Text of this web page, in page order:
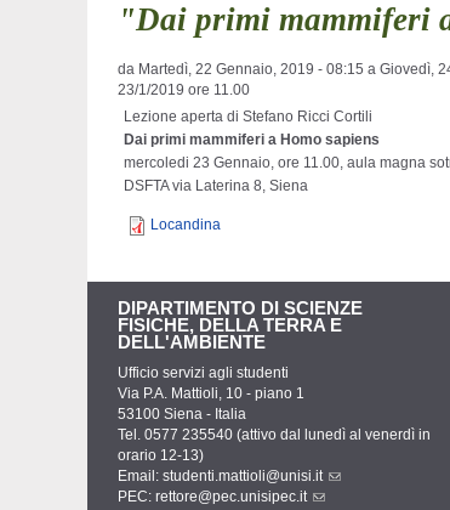
"Dai primi mammiferi
da Martedì, 22 Gennaio, 2019 - 08:15 a Giovedì,
23/1/2019 ore 11.00
Lezione aperta di Stefano Ricci Cortili
Dai primi mammiferi a Homo sapiens
mercoledi 23 Gennaio, ore 11.00, aula magna
DSFTA via Laterina 8, Siena
Locandina
DIPARTIMENTO DI SCIENZE
FISICHE, DELLA TERRA E
DELL'AMBIENTE
Ufficio servizi agli studenti
Via P.A. Mattioli, 10 - piano 1
53100 Siena - Italia
Tel. 0577 235540 (attivo dal lunedì al venerdì in
orario 12-13)
Email: studenti.mattioli@unisi.it
PEC: rettore@pec.unisipec.it